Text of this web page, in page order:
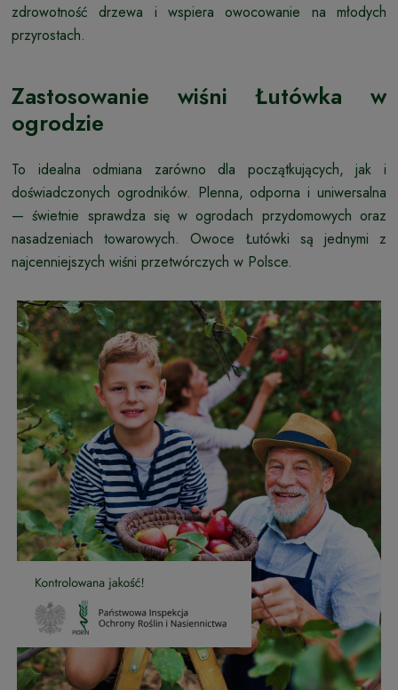
zdrowotność drzewa i wspiera owocowanie na młodych
przyrostach.
Zastosowanie wiśni Łutówka w
ogrodzie
To idealna odmiana zarówno dla początkujących, jak i
doświadczonych ogrodników. Plenna, odporna i uniwersalna
— świetnie sprawdza się w ogrodach przydomowych oraz
nasadzeniach towarowych. Owoce Łutówki są jednymi z
najcenniejszych wiśni przetwórczych w Polsce.